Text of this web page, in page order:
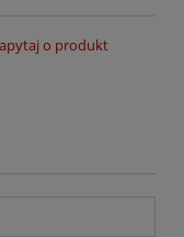
o produkt